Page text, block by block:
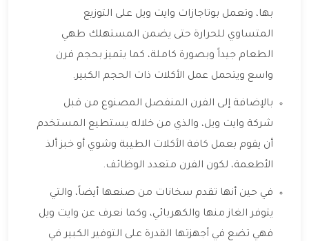
بها، وتعمل بوتاجازات وايت ويل على التوزيع
المتساوي للحرارة حتى يضمن المستهلك طهي
الطعام جيداً وبصورة كاملة، كما يتميز بحجم فرن
واسع ويتحمل عمل الأكلات ذات الحجم الكبير.
بالإضافة إلى الفرن المنفصل المصنوع من قبل
شركة وايت ويل، والذي من خلاله يستطيع المستخدم
أن يقوم بعمل كافة الأكلات الطيبة وشوي أو خبز ألذ
الأطعمة، لكون الفرن متعدد الوظائف.
في حين أنها تقدم سخانات من صنعها أيضاً، والتي
يتوفر الغاز منها والكهربائي، وكما نعرف عن وايت ويل
فهي تضع في أجهزتها القدرة على التوفير الكبير في